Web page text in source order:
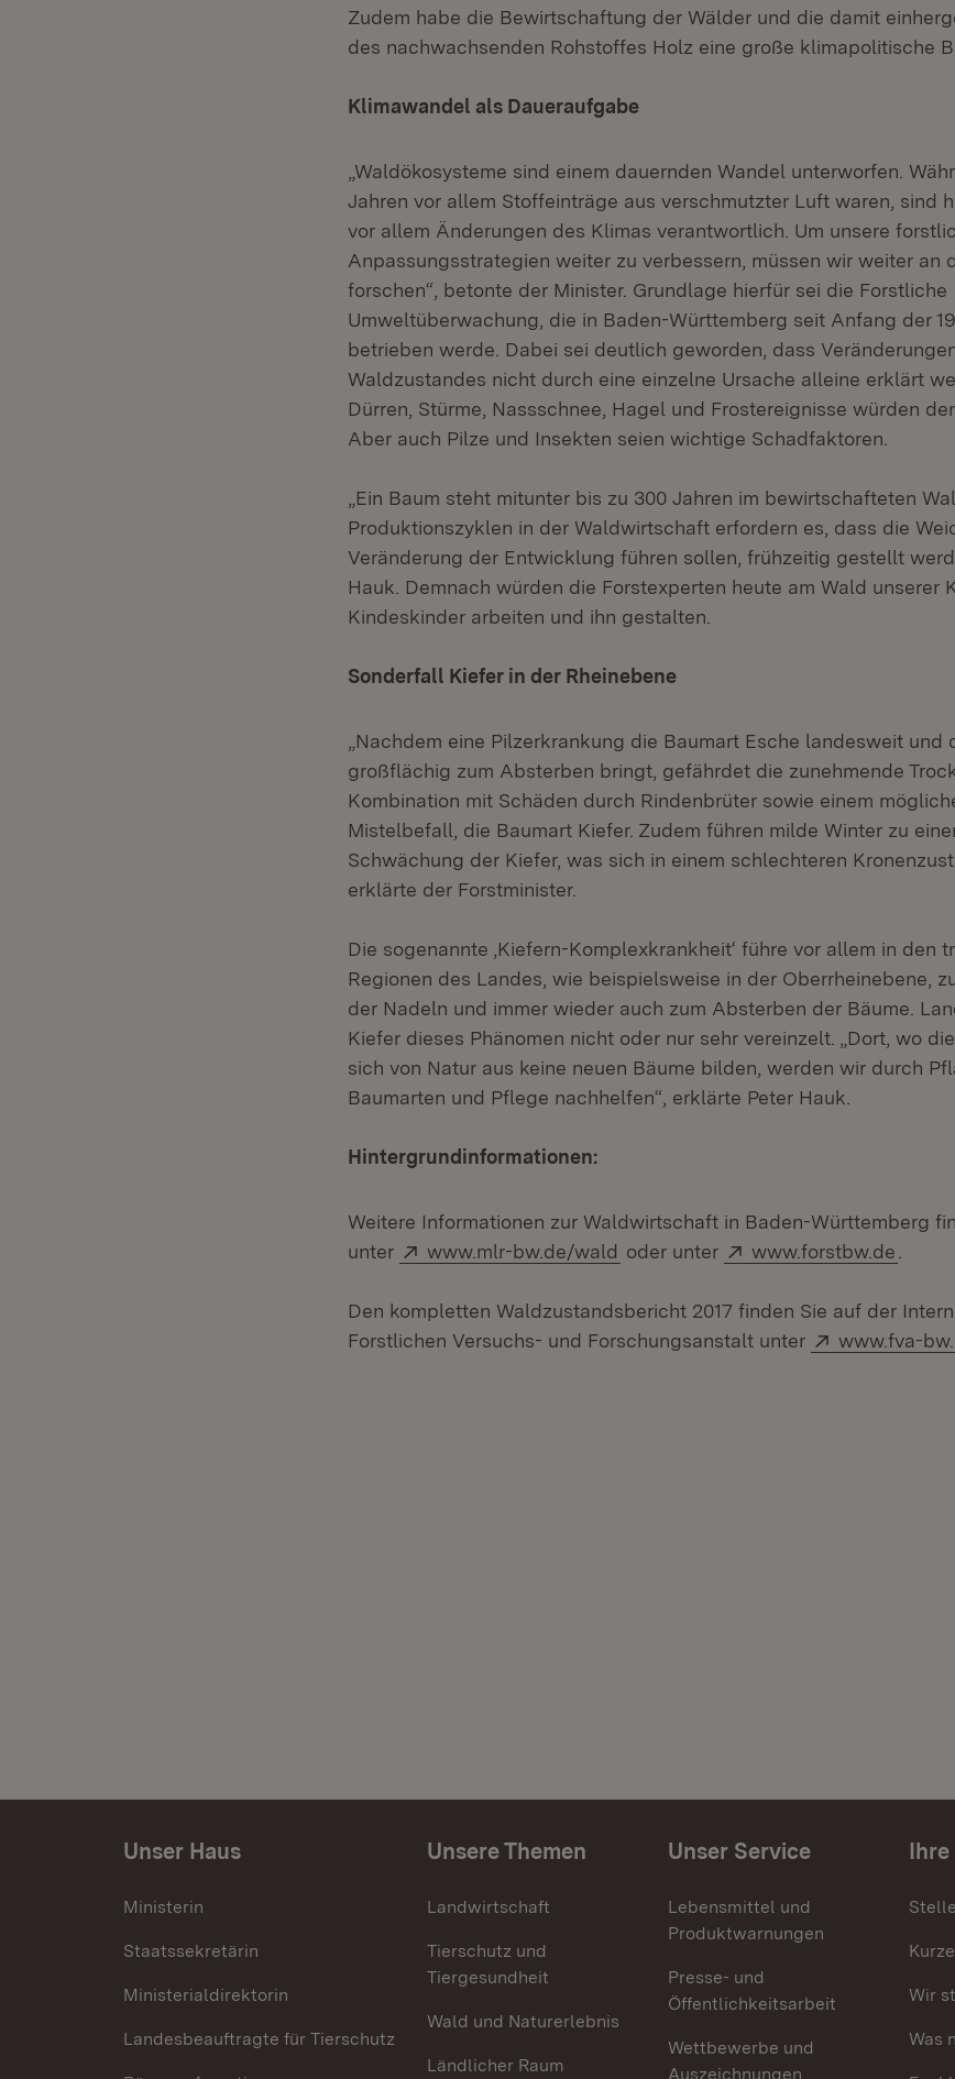
Zudem habe die Bewirtschaftung der Wälder und die damit
des nachwachsenden Rohstoffes Holz eine große klimapolitische
Klimawandel als Daueraufgabe
„Waldökosysteme sind einem dauernden Wandel unterworfen.
Jahren vor allem Stoffeinträge aus verschmutzter Luft waren, sind
vor allem Änderungen des Klimas verantwortlich. Um unsere
Anpassungsstrategien weiter zu verbessern, müssen wir weiter an
forschen“, betonte der Minister. Grundlage hierfür sei die Forstliche
Umweltüberwachung, die in Baden-Württemberg seit Anfang der
betrieben werde. Dabei sei deutlich geworden, dass
Waldzustandes nicht durch eine einzelne Ursache alleine erklärt
Dürren, Stürme, Nassschnee, Hagel und Frostereignisse würden
Aber auch Pilze und Insekten seien wichtige Schadfaktoren.
„Ein Baum steht mitunter bis zu 300 Jahren im bewirtschafteten
Produktionszyklen in der Waldwirtschaft erfordern es, dass die
Veränderung der Entwicklung führen sollen, frühzeitig gestellt
Hauk. Demnach würden die Forstexperten heute am Wald unserer
Kindeskinder arbeiten und ihn gestalten.
Sonderfall Kiefer in der Rheinebene
„Nachdem eine Pilzerkrankung die Baumart Esche landesweit und
großflächig zum Absterben bringt, gefährdet die zunehmende
Kombination mit Schäden durch Rindenbrüter sowie einem
Mistelbefall, die Baumart Kiefer. Zudem führen milde Winter zu
Schwächung der Kiefer, was sich in einem schlechteren
erklärte der Forstminister.
Die sogenannte ‚Kiefern-Komplexkrankheit‘ führe vor allem in den
Regionen des Landes, wie beispielsweise in der Oberrheinebene,
der Nadeln und immer wieder auch zum Absterben der Bäume.
Kiefer dieses Phänomen nicht oder nur sehr vereinzelt. „Dort, wo
sich von Natur aus keine neuen Bäume bilden, werden wir durch
Baumarten und Pflege nachhelfen“, erklärte Peter Hauk.
Hintergrundinformationen:
Weitere Informationen zur Waldwirtschaft in Baden-Württemberg
unter
Extern:
www.mlr-bw.de/wald (Öffnet in neuem Fenster)
oder unter Extern:
www.forstbw.de
Den kompletten Waldzustandsbericht 2017 finden Sie auf der
Forstlichen Versuchs- und Forschungsanstalt unter
Extern:
www.fva-
Unser Haus
Ministerin
Staatssekretärin
Ministerialdirektorin
Landesbeauftragte für Tierschutz
Unsere Themen
Landwirtschaft
Tierschutz und
Tiergesundheit
Wald und Naturerlebnis
Ländlicher Raum
Unser Service
Lebensmittel und
Produktwarnungen
Presse- und
Öffentlichkeitsarbeit
Wettbewerbe und
Auszeichnungen
Wir
Was